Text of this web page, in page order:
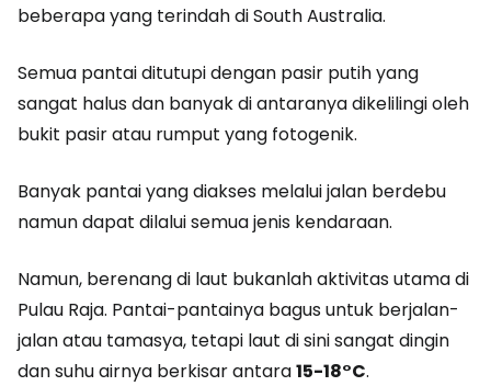
beberapa yang terindah di South Australia.
Semua pantai ditutupi dengan pasir putih yang
sangat halus dan banyak di antaranya dikelilingi oleh
bukit pasir atau rumput yang fotogenik.
Banyak pantai yang diakses melalui jalan berdebu
namun dapat dilalui semua jenis kendaraan.
Namun, berenang di laut bukanlah aktivitas utama di
Pulau Raja. Pantai-pantainya bagus untuk berjalan-
jalan atau tamasya, tetapi laut di sini sangat dingin
dan suhu airnya berkisar antara15-18°C.